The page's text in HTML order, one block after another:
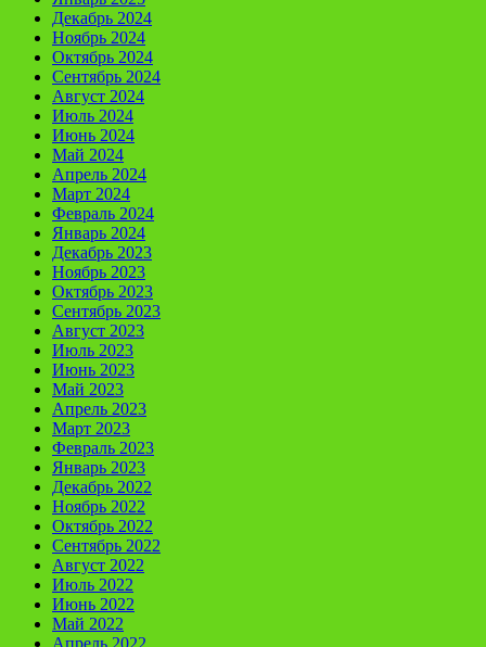
Декабрь 2024
Ноябрь 2024
Октябрь 2024
Сентябрь 2024
Август 2024
Июль 2024
Июнь 2024
Май 2024
Апрель 2024
Март 2024
Февраль 2024
Январь 2024
Декабрь 2023
Ноябрь 2023
Октябрь 2023
Сентябрь 2023
Август 2023
Июль 2023
Июнь 2023
Май 2023
Апрель 2023
Март 2023
Февраль 2023
Январь 2023
Декабрь 2022
Ноябрь 2022
Октябрь 2022
Сентябрь 2022
Август 2022
Июль 2022
Июнь 2022
Май 2022
Апрель 2022